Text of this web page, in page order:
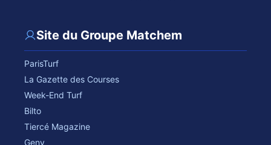
Site du Groupe Matchem
ParisTurf
La Gazette des Courses
Week-End Turf
Bilto
Tiercé Magazine
Geny